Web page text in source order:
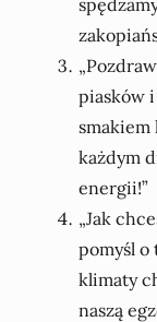
piasków
smakiem
każdym
energii!”
„Jak
pomyśl o
klimaty
naszą